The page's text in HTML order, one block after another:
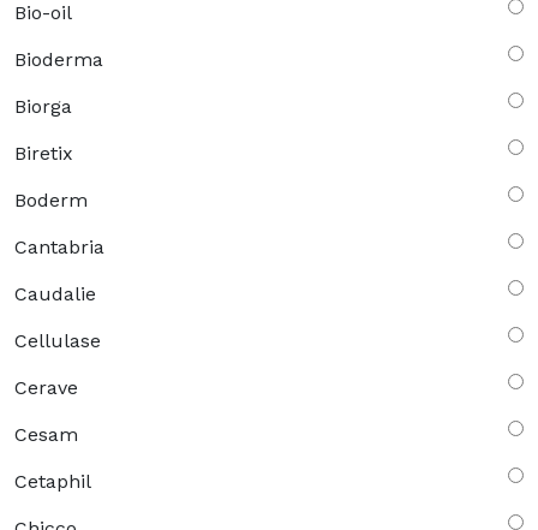
Bio-oil
Bioderma
Biorga
Biretix
Boderm
Cantabria
Caudalie
Cellulase
Cerave
Cesam
Cetaphil